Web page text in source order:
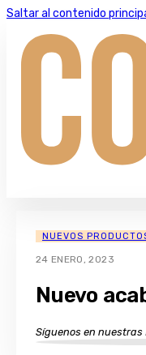
Saltar al contenido
NUEVOS
24 ENERO, 2023
Nuevo
Síguenos en nuestras